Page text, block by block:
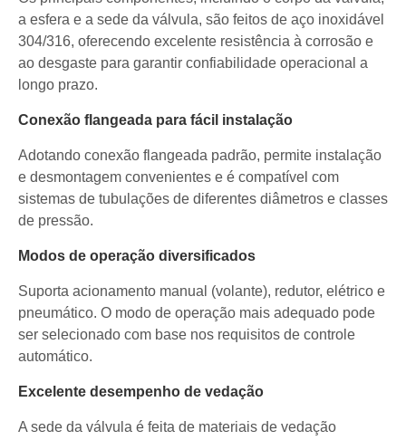
a esfera e a sede da válvula, são feitos de aço inoxidável
304/316, oferecendo excelente resistência à corrosão e
ao desgaste para garantir confiabilidade operacional a
longo prazo.
Conexão flangeada para fácil instalação
Adotando conexão flangeada padrão, permite instalação
e desmontagem convenientes e é compatível com
sistemas de tubulações de diferentes diâmetros e classes
de pressão.
Modos de operação diversificados
Suporta acionamento manual (volante), redutor, elétrico e
pneumático. O modo de operação mais adequado pode
ser selecionado com base nos requisitos de controle
automático.
Excelente desempenho de vedação
A sede da válvula é feita de materiais de vedação